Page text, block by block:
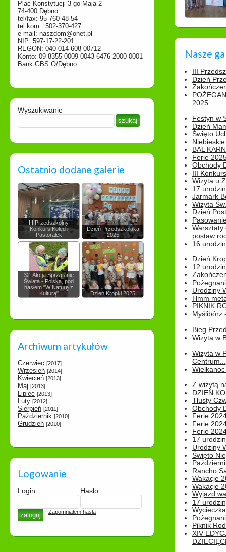
Plac Konstytucji 3-go Maja 2
74-400 Dębno
tel/fax: 95 760-48-54
tel.kom.: 502-370-427
e-mail: naszdom@onet.pl
NIP: 597-17-22-201
REGON: 040 014 608-00712
Konto: 09 8355 0009 0043 6476 2000 0001
Bank GBS O/Dębno
Wyszukiwanie
Ostatnio dodane galerie
III Przedszkolny
Konkurs Kolęd i
Pastorałek
Dzień Przedszkolaka
2025
32. Akcja Sprzątanie
Świata - Polska, pod
hasłem "W Naturę z
Kulturą"
Dzień Kropki 2025
Archiwum artykułów
Czerwiec [2017]
Wrzesień [2014]
Kwiecień [2013]
Maj [2013]
Lipiec [2013]
Luty [2012]
Sierpień [2011]
Październik [2010]
Grudzień [2010]
Logowanie
Login Hasło
Zapomniałem hasła
Nasze
III
Dzień
2025
Festyn w
Dzień
Święto
BAL
Ferie
Obchody
III
Wizyta u
17
Jarmark
Wizyta
Dzień
Warsztaty
postaw
16
Dzień
12
Urodziny
Hmm
PIKNIK
Myślibórz
Bieg
Wizyta w
Wizyta w
Centrum...
Z wizytą
DZIEŃ
Tłusty
Obchody
Ferie
Ferie
Ferie
17
Urodziny
Święto
Rancho
Wakacje
Wakacje
Wyjazd
17
Piknik
XIV